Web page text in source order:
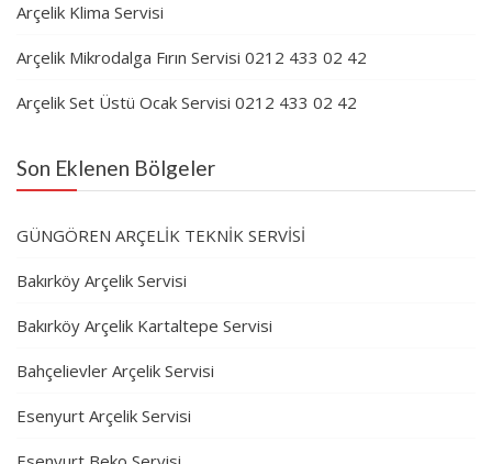
Arçelik Klima Servisi
Arçelik Mikrodalga Fırın Servisi 0212 433 02 42
Arçelik Set Üstü Ocak Servisi 0212 433 02 42
Son Eklenen Bölgeler
GÜNGÖREN ARÇELİK TEKNİK SERVİSİ
Bakırköy Arçelik Servisi
Bakırköy Arçelik Kartaltepe Servisi
Bahçelievler Arçelik Servisi
Esenyurt Arçelik Servisi